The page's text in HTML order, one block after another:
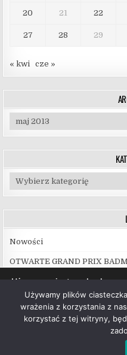
20 21 22
27 28 29
« kwi cze »
Archiwa
Kategorie
Nowości
OTWARTE GRAND PRIX
Copyright ©
Używamy ciasteczek, aby
korzystania z naszej witryny.
Więcej informacji na temat
używamy, oraz możliwości
ustawieniach.
Używamy plików
wrażenia z korzystania z
korzystać z tej witryny,